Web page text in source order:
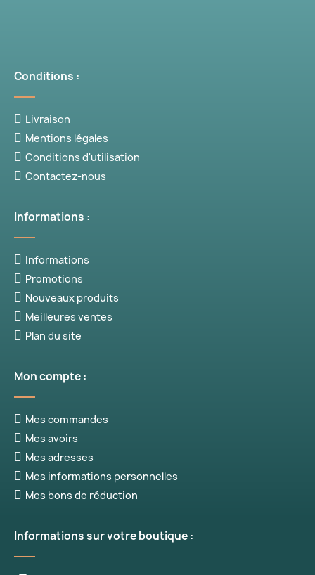
Conditions :
Livraison
Mentions légales
Conditions d'utilisation
Contactez-nous
Informations :
Informations
Promotions
Nouveaux produits
Meilleures ventes
Plan du site
Mon compte :
Mes commandes
Mes avoirs
Mes adresses
Mes informations personnelles
Mes bons de réduction
Informations sur votre boutique :